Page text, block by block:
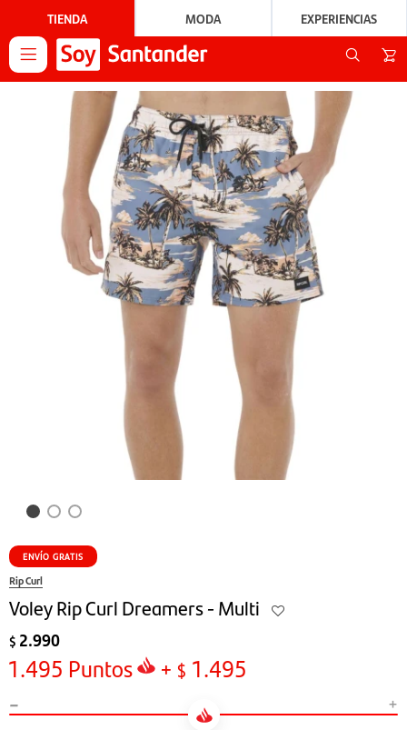
TIENDA MODA EXPERIENCIAS

ENVÍO GRATIS
Rip Curl
Voley Rip Curl Dreamers - Multi
$ 2.990
1.495 Puntos + $ 1.495
- +